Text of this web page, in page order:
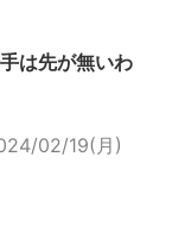
は先が無いわ
02/19(月)